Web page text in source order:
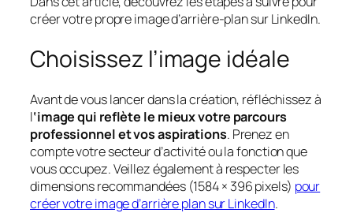
créer votre propre image d’arrière-plan sur LinkedIn.
Choisissez l’image idéale
Avant de vous lancer dans la création, réfléchissez à
l‘image qui reflète le mieux votre parcours
professionnel et vos aspirations. Prenez en
compte votre secteur d’activité ou la fonction que
vous occupez. Veillez également à respecter les
dimensions recommandées (1584 × 396 pixels) pour
créer votre image d’arrière plan sur LinkedIn.